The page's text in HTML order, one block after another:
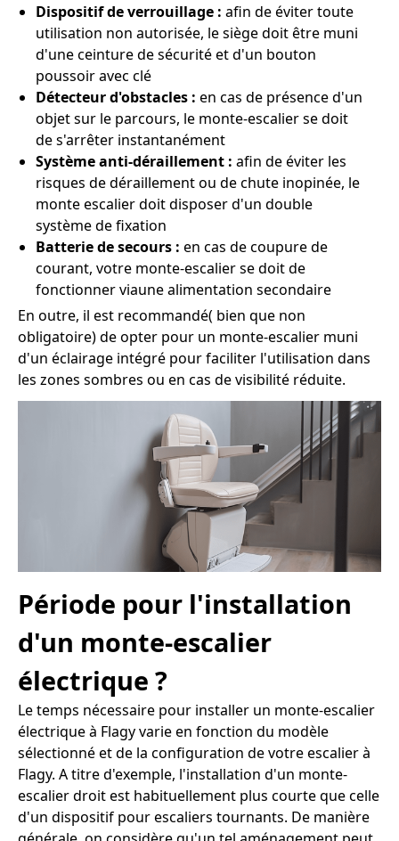
Dispositif de verrouillage : afin de éviter toute
utilisation non autorisée, le siège doit être muni
d'une ceinture de sécurité et d'un bouton
poussoir avec clé
Détecteur d'obstacles : en cas de présence d'un
objet sur le parcours, le monte-escalier se doit
de s'arrêter instantanément
Système anti-déraillement : afin de éviter les
risques de déraillement ou de chute inopinée, le
monte escalier doit disposer d'un double
système de fixation
Batterie de secours : en cas de coupure de
courant, votre monte-escalier se doit de
fonctionner viaune alimentation secondaire
En outre, il est recommandé( bien que non
obligatoire) de opter pour un monte-escalier muni
d'un éclairage intégré pour faciliter l'utilisation dans
les zones sombres ou en cas de visibilité réduite.
Période pour l'installation
d'un monte-escalier
électrique ?
Le temps nécessaire pour installer un monte-escalier
électrique à Flagy varie en fonction du modèle
sélectionné et de la configuration de votre escalier à
Flagy. A titre d'exemple, l'installation d'un monte-
escalier droit est habituellement plus courte que celle
d'un dispositif pour escaliers tournants. De manière